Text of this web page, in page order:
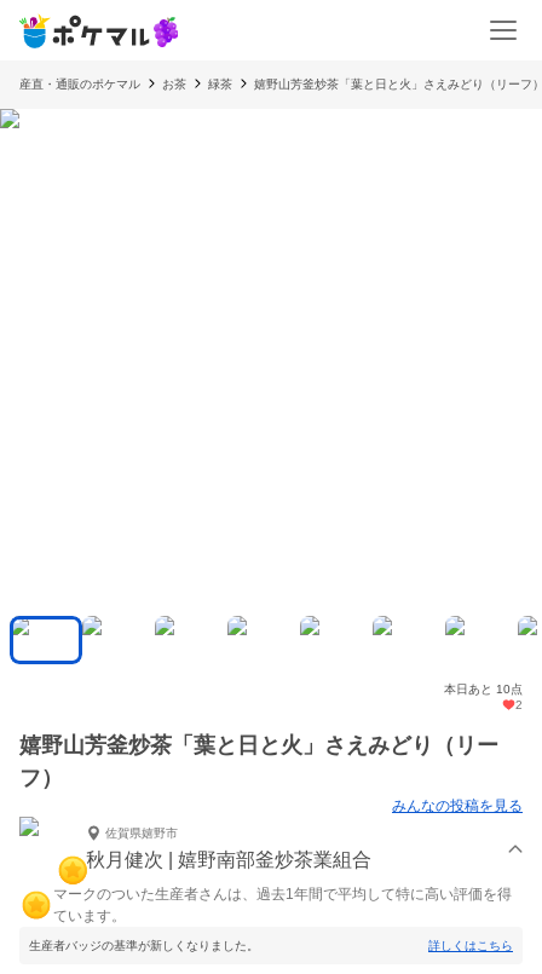
産直・通販のポケマル お茶 緑茶 嬉野山芳釜炒茶「葉と日と火」さえみどり（リーフ
本日あと 10点
2
嬉野山芳釜炒茶「葉と日と火」さえみどり（リー
フ）
みんなの投稿を見る
佐賀県嬉野市
秋月健次 | 嬉野南部釜炒茶業組合
マークのついた生産者さんは、過去1年間で平均して特に高い評価を得
ています。
生産者バッジの基準が新しくなりました。 詳しくはこちら